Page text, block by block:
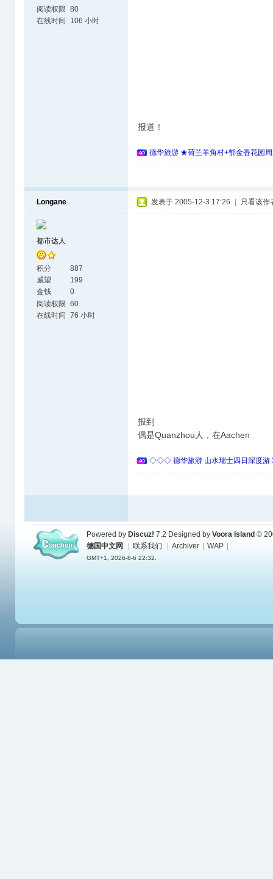
阅读权限 80
在线时间
106 小时
报道！
德华旅游 ★荷兰羊角村+郁金香花园
Longane
都市达人
积分
887
威望
199
金钱
0
阅读权限 60
在线时间 76 小时
发表于 2005-12-3 17:26 只看该作
报到
偶是Quanzhou人，在Aachen
◇◇◇ 德华旅游 山水瑞士四日深度
Powered by Discuz! 7.2 Designed by Voora Island ©
德国中文网
联系我们 Archiver WAP
GMT+1, 2026-8-6 22:32.